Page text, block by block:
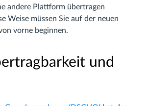
andere Plattform übertragen
Weise müssen Sie auf der neuen
vorne beginnen.
und